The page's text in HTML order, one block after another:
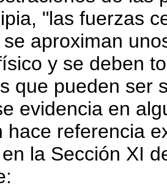
"las fuerzas
aproximan
y se deben
que pueden ser
evidencia en
hace referencia
la Sección XI